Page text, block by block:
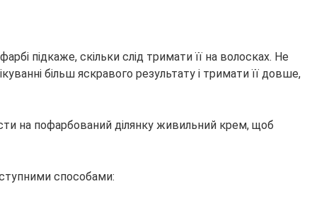
підкаже, скільки слід тримати її на волосках. Не
більш яскравого результату і тримати її довше,
на пофарбований ділянку живильний крем, щоб
способами: